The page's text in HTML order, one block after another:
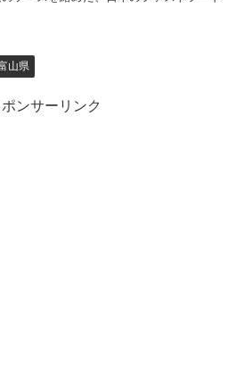
山県
ポンサーリンク